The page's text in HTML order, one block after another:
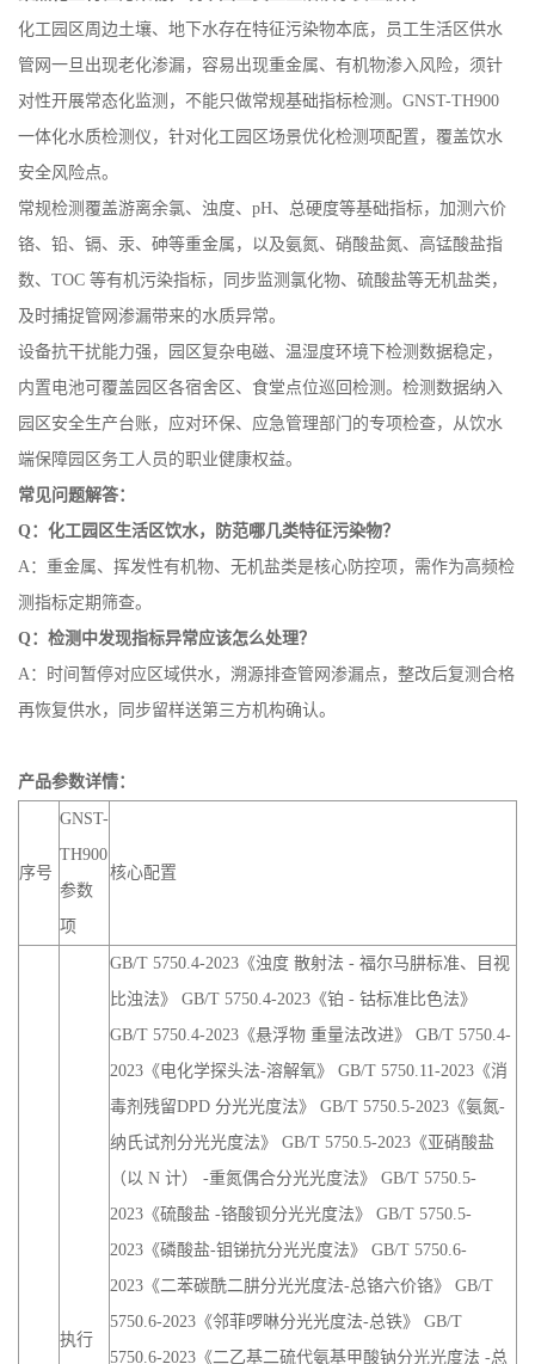
化工园区周边土壤、地下水存在特征污染物本底，员工生活区供水
管网一旦出现老化渗漏，容易出现重金属、有机物渗入风险，须针
对性开展常态化监测，不能只做常规基础指标检测。GNST-TH900
一体化水质检测仪，针对化工园区场景优化检测项配置，覆盖饮水
安全风险点。
常规检测覆盖游离余氯、浊度、pH、总硬度等基础指标，加测六价
铬、铅、镉、汞、砷等重金属，以及氨氮、硝酸盐氮、高锰酸盐指
数、TOC 等有机污染指标，同步监测氯化物、硫酸盐等无机盐类，
及时捕捉管网渗漏带来的水质异常。
设备抗干扰能力强，园区复杂电磁、温湿度环境下检测数据稳定，
内置电池可覆盖园区各宿舍区、食堂点位巡回检测。检测数据纳入
园区安全生产台账，应对环保、应急管理部门的专项检查，从饮水
端保障园区务工人员的职业健康权益。
常见问题解答：
Q：化工园区生活区饮水，防范哪几类特征污染物？
A：重金属、挥发性有机物、无机盐类是核心防控项，需作为高频检
测指标定期筛查。
Q：检测中发现指标异常应该怎么处理？
A：时间暂停对应区域供水，溯源排查管网渗漏点，整改后复测合格
再恢复供水，同步留样送第三方机构确认。
产品参数详情：
序号
GNST-
TH900
参数
项
核心配置
执行
GB/T 5750.4-2023《浊度 散射法 - 福尔马肼标准、目视
比浊法》 GB/T 5750.4-2023《铂 - 钴标准比色法》
GB/T 5750.4-2023《悬浮物 重量法改进》 GB/T 5750.4-
2023《电化学探头法-溶解氧》 GB/T 5750.11-2023《消
毒剂残留DPD 分光光度法》 GB/T 5750.5-2023《氨氮-
纳氏试剂分光光度法》 GB/T 5750.5-2023《亚硝酸盐
（以 N 计） -重氮偶合分光光度法》 GB/T 5750.5-
2023《硫酸盐 -铬酸钡分光光度法》 GB/T 5750.5-
2023《磷酸盐-钼锑抗分光光度法》 GB/T 5750.6-
2023《二苯碳酰二肼分光光度法-总铬六价铬》 GB/T
5750.6-2023《邻菲啰啉分光光度法-总铁》 GB/T
5750.6-2023《二乙基二硫代氨基甲酸钠分光光度法 -总